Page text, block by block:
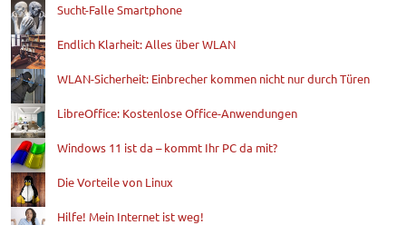
Sucht-Falle Smartphone
Endlich Klarheit: Alles über WLAN
WLAN-Sicherheit: Einbrecher kommen nicht nur durch Türen
LibreOffice: Kostenlose Office-Anwendungen
Windows 11 ist da – kommt Ihr PC da mit?
Die Vorteile von Linux
Hilfe! Mein Internet ist weg!